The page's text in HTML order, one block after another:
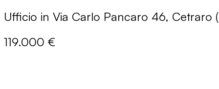
Ufficio in Via Carlo Pancaro 46, Cetraro
119.000 €